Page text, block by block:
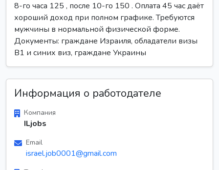
8-го часа 125 , после 10-го 150 . Оплата 45 час даёт
хороший доход при полном графике. Требуются
мужчины в нормальной физической форме.
Документы: граждане Израиля, обладатели визы
B1 и синих виз, граждане Украины
Информация о работодателе
Компания
ILjobs
Email
israel.job0001@gmail.com